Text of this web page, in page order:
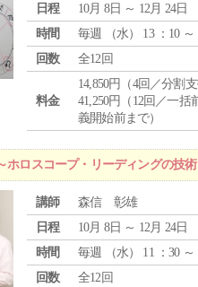
日程
10月 8日 ～ 12月 24日
時間
毎週 （水） 13 ：10 ～
回数
全12回
料金
14,850円（4回／分割
41,250円（12回／一
義開始前まで）
ロスコープ・リーディングの技
講師
森信 彰雄
日程
10月 8日 ～ 12月 24日
時間
毎週 （水） 11 ：30 ～
回数
全12回